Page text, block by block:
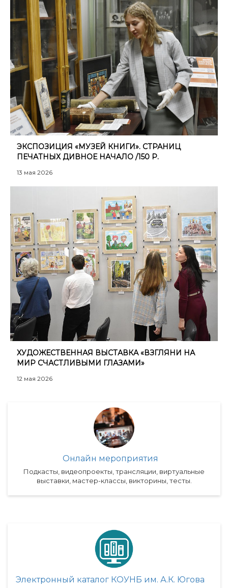
ЭКСПОЗИЦИЯ «МУЗЕЙ КНИГИ». СТРАНИЦ
ПЕЧАТНЫХ ДИВНОЕ НАЧАЛО /150 Р.
13 мая 2026
ХУДОЖЕСТВЕННАЯ ВЫСТАВКА​ «ВЗГЛЯНИ НА
МИР СЧАСТЛИВЫМИ ГЛАЗАМИ»
12 мая 2026
Онлайн мероприятия
Подкасты, видеопроекты, трансляции, виртуальные
выставки, мастер-классы, викторины, тесты.
Электронный каталог КОУНБ им. А.К. Югова